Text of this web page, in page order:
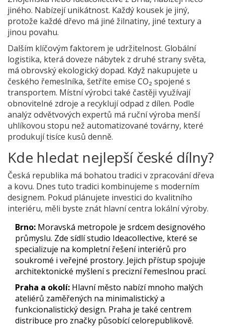
jiného. Nabízejí unikátnost. Každý kousek je jiný,
protože každé dřevo má jiné žilnatiny, jiné textury a
jinou povahu.
Dalším klíčovým faktorem je udržitelnost. Globální
logistika, která doveze nábytek z druhé strany světa,
má obrovský ekologický dopad. Když nakupujete u
českého řemeslníka, šetříte emise CO₂ spojené s
transportem. Místní výrobci také častěji využívají
obnovitelné zdroje a recyklují odpad z dílen. Podle
analýz odvětvových expertů má ruční výroba menší
uhlíkovou stopu než automatizované továrny, které
produkují tisíce kusů denně.
Kde hledat nejlepší české dílny?
Česká republika má bohatou tradici v zpracování dřeva
a kovu. Dnes tuto tradici kombinujeme s moderním
designem. Pokud plánujete investici do kvalitního
interiéru, měli byste znát hlavní centra lokální výroby.
Brno: Moravská metropole je srdcem designového
průmyslu. Zde sídlí studio Ideacollective, které se
specializuje na kompletní řešení interiérů pro
soukromé i veřejné prostory. Jejich přístup spojuje
architektonické myšlení s precizní řemeslnou prací.
Praha a okolí: Hlavní město nabízí mnoho malých
ateliérů zaměřených na minimalistický a
funkcionalistický design. Praha je také centrem
distribuce pro značky působící celorepublikově.